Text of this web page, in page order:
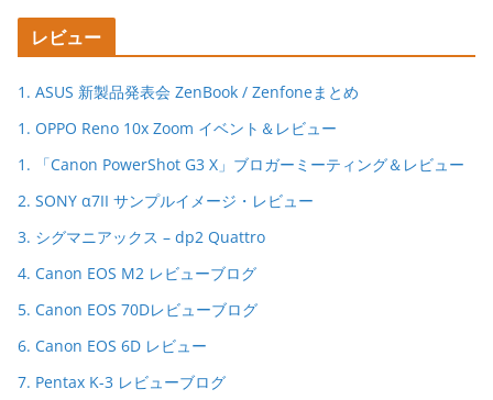
レビュー
1. ASUS 新製品発表会 ZenBook / Zenfoneまとめ
1. OPPO Reno 10x Zoom イベント＆レビュー
1. 「Canon PowerShot G3 X」ブロガーミーティング＆レビュー
2. SONY α7II サンプルイメージ・レビュー
3. シグマニアックス – dp2 Quattro
4. Canon EOS M2 レビューブログ
5. Canon EOS 70Dレビューブログ
6. Canon EOS 6D レビュー
7. Pentax K-3 レビューブログ